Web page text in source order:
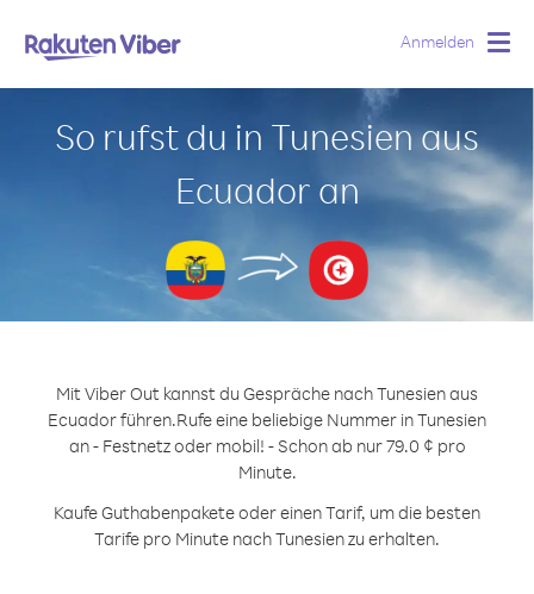
Anmelden
So rufst du in Tunesien aus
Ecuador an
Mit Viber Out kannst du Gespräche nach Tunesien aus
Ecuador führen.Rufe eine beliebige Nummer in Tunesien
an - Festnetz oder mobil! - Schon ab nur 79.0 ¢ pro
Minute.
Kaufe Guthabenpakete oder einen Tarif, um die besten
Tarife pro Minute nach Tunesien zu erhalten.